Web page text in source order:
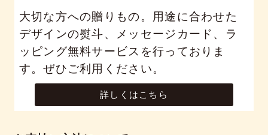
大切な方への贈りもの。用途に合わせた
デザインの熨斗、メッセージカード、ラ
ッピング無料サービスを行っておりま
す。ぜひご利用ください。
詳しくはこちら